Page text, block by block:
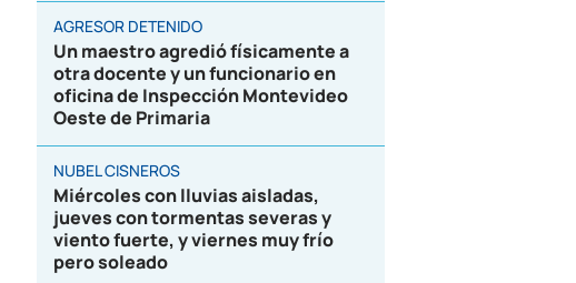
AGRESOR DETENIDO
Un maestro agredió físicamente a
otra docente y un funcionario en
oficina de Inspección Montevideo
Oeste de Primaria
NUBEL CISNEROS
Miércoles con lluvias aisladas,
jueves con tormentas severas y
viento fuerte, y viernes muy frío
pero soleado